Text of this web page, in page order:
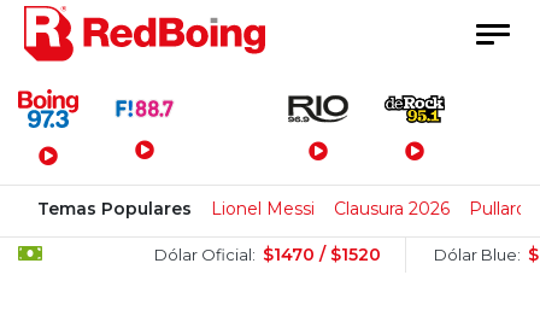
Menú Principal
Temas Populares Lionel Messi Clausura 2026 Pullaro
Dólar Oficial: $1470 / $1520 Dólar Blue: $1505